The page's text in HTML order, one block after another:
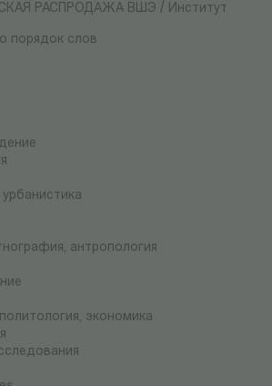
ВШЭ / Институт
порядок слов
урбанистика
антропология
экономика